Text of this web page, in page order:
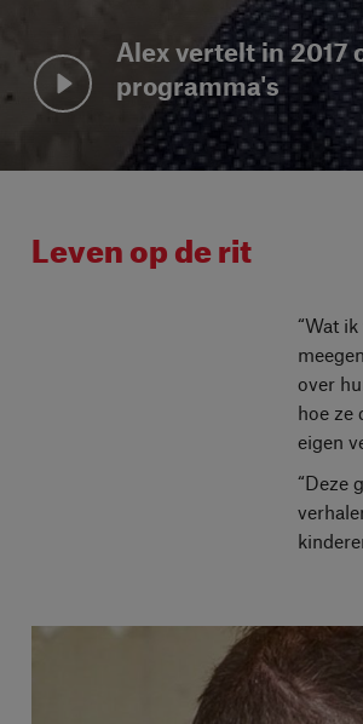
Alex vertelt in 2017
programma's
Leven op de rit
“Wat
over
hoe ze
eigen
“Deze